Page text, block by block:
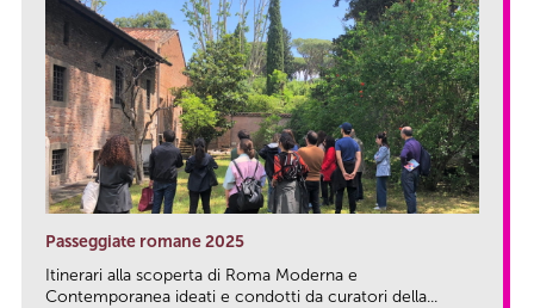
Passeggiate romane 2025
Itinerari alla scoperta di Roma Moderna e
Contemporanea ideati e condotti da curatori della...